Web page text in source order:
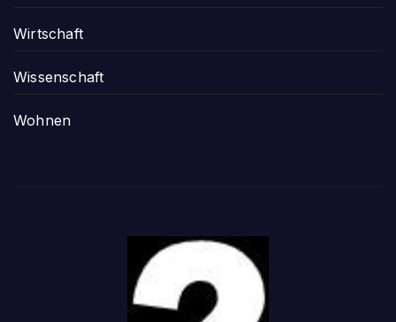
Wirtschaft
Wissenschaft
Wohnen